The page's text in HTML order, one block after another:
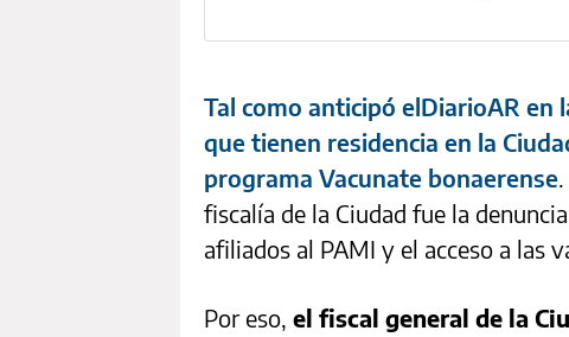
Tal como anticipó elDiarioAR en
que tienen residencia en la
programa Vacunate bonaerense
fiscalía de la Ciudad fue la
afiliados al PAMI y el acceso a las
Por eso, el fiscal general de la